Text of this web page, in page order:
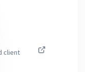
client